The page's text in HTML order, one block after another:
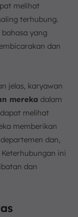
melihat
terhubung.
yang
dan
jelas, karyawan
mereka dalam
melihat
memberikan
dan,
ini
dan